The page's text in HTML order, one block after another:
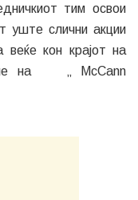
тим освои
уште слични акции
кон крајот на
на „ McCann